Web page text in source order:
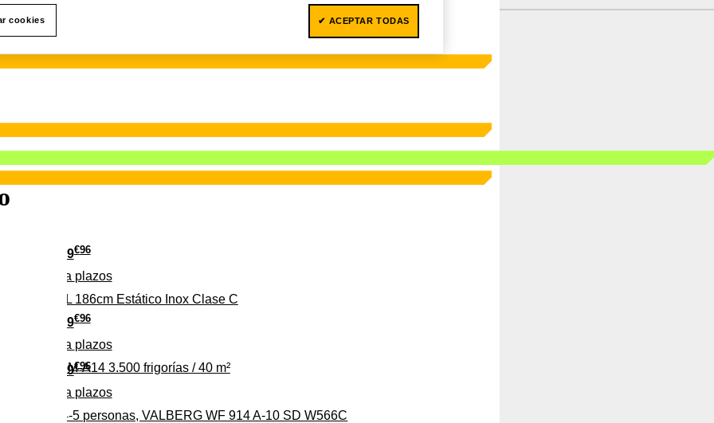
279€96
Pago a plazos
para 4-5 personas, VALBERG WF 914 A-10 SD W566C
349€96
Pago a plazos
315 C 315L 186cm Estático Inox Clase C
369€96
Pago a plazos
CLIM-A14 3.500 frigorías / 40 m²
cookies ✔ ACEPTAR TODAS